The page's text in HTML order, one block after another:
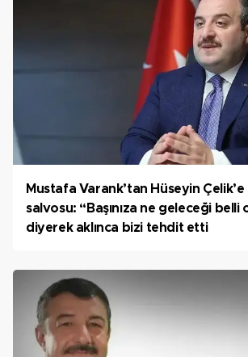
Mustafa Varank’tan Hüseyin
salvosu: “Başınıza ne geleceği belli
diyerek aklınca bizi tehdit etti